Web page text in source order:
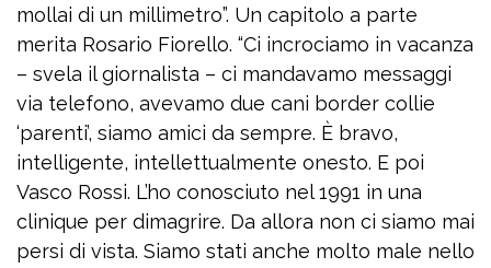
mollai di un millimetro”. Un capitolo a parte
merita Rosario Fiorello. “Ci incrociamo in vacanza
– svela il giornalista – ci mandavamo messaggi
via telefono, avevamo due cani border collie
‘parenti’, siamo amici da sempre. È bravo,
intelligente, intellettualmente onesto. E poi
Vasco Rossi. L’ho conosciuto nel 1991 in una
clinique per dimagrire. Da allora non ci siamo mai
persi di vista. Siamo stati anche molto male nello